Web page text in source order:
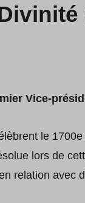
Vice-
le
lors de
relation avec